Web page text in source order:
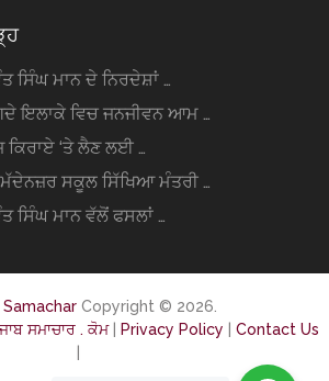
ਸਿੰਘ ਮਾਨ ਦੇ ਨਿਰਦੇਸ਼ਾਂ …
ਇਲਾਕੇ ਵਿਚ ਜਨਜੀਵਨ ਆਮ …
ਕਿਰਾਏ ‘ਤੇ ਲੈਣ ਲਈ …
ਮੱਦੇਨਜ਼ਰ ਸਕੂਲ ਸਿੱਖਿਆ ਮੰਤਰੀ …
ਸਿੰਘ ਮਾਨ ਵੱਲੋਂ ਫਸਲਾਂ …
SamacharCopyright © 2026.
ਸਮਾਚਾਰ . ਕੋਮ| Privacy Policy
Contact Us